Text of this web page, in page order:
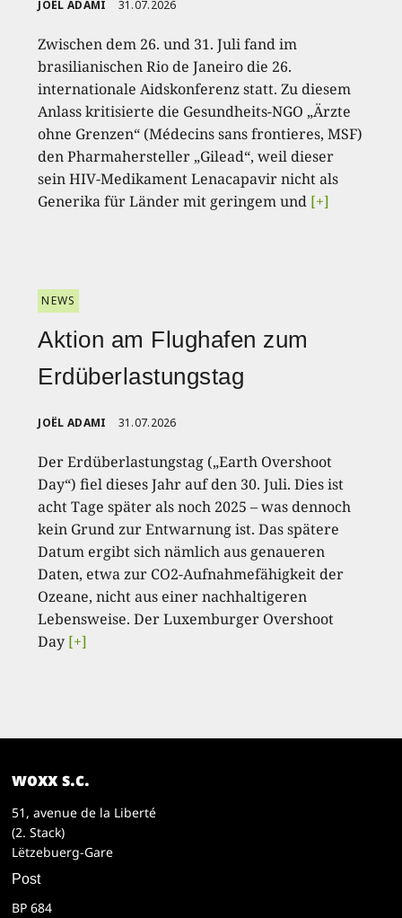
JOËL ADAMI 31.07.2026
Zwischen dem 26. und 31. Juli fand im
brasilianischen Rio de Janeiro die 26.
internationale Aidskonferenz statt. Zu diesem
Anlass kritisierte die Gesundheits-NGO „Ärzte
ohne Grenzen“ (Médecins sans frontieres, MSF)
den Pharmahersteller „Gilead“, weil dieser
sein HIV-Medikament Lenacapavir nicht als
Generika für Länder mit geringem und [+]
NEWS
Aktion am Flughafen zum
Erdüberlastungstag
JOËL ADAMI 31.07.2026
Der Erdüberlastungstag („Earth Overshoot
Day“) fiel dieses Jahr auf den 30. Juli. Dies ist
acht Tage später als noch 2025 – was dennoch
kein Grund zur Entwarnung ist. Das spätere
Datum ergibt sich nämlich aus genaueren
Daten, etwa zur CO2-Aufnahmefähigkeit der
Ozeane, nicht aus einer nachhaltigeren
Lebensweise. Der Luxemburger Overshoot
Day [+]
woxx s.c.
51, avenue de la Liberté
(2. Stack)
Lëtzebuerg-Gare
Post
BP 684